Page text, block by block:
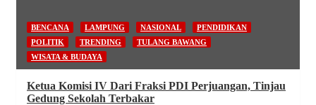
BENCANA LAMPUNG NASIONAL
PENDIDIKAN
POLITIK
TRENDING
TULANG BAWANG
WISATA & BUDAYA
Ketua Komisi IV Dari Fraksi PDI Perjuangan, Tinjau
Gedung Sekolah Terbakar